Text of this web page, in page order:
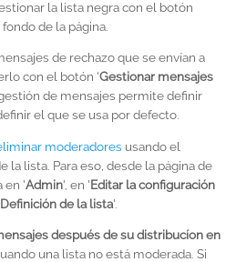
la lista negra con el botón
de la página.
de rechazo que se envían a
con el botón 'Gestionar mensajes
de mensajes permite definir
el que se usa por defecto.
moderadores usando el
la lista. Para eso, desde la página de
en 'Admin', en 'Editar la configuración
Definición de la lista'.
después de su distribucíon en
una lista no está moderada. Si